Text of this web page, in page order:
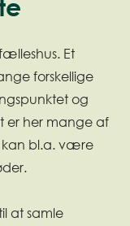
Et
forskellige
og
er her mange af
kan bl.a. være
at samle